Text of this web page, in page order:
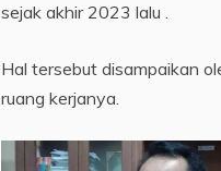
sejak akhir 2023 lalu .
Hal tersebut disampaikan
ruang kerjanya.